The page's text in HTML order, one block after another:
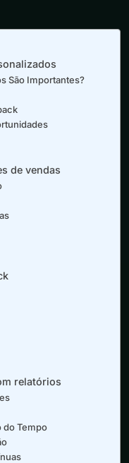
São Importantes?
de vendas
relatórios
do Tempo